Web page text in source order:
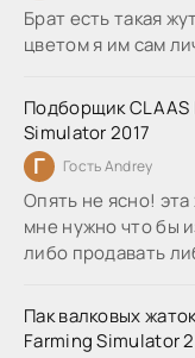
Брат есть такая
цветом я им сам
Подборщик CLAAS
Simulator 2017
Г Гость Andrey
Опять не ясно!
мне нужно что бы
либо продавать
Пак валковых
Farming Simulator